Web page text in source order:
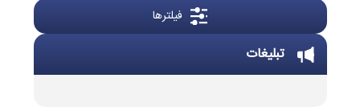
فیلترها
تبلیغات